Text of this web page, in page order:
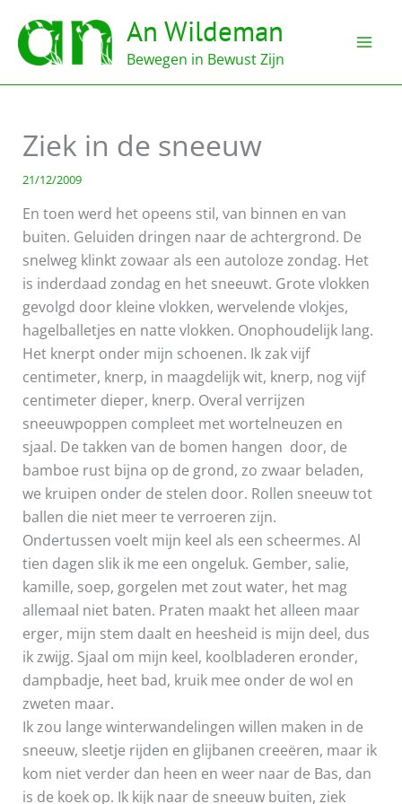
naar
inhoud
An Wildeman
Bewegen in Bewust Zijn
Ziek in de sneeuw
21/12/2009
En toen werd het opeens stil, van binnen en van
buiten. Geluiden dringen naar de achtergrond. De
snelweg klinkt zowaar als een autoloze zondag. Het
is inderdaad zondag en het sneeuwt. Grote vlokken
gevolgd door kleine vlokken, wervelende vlokjes,
hagelballetjes en natte vlokken. Onophoudelijk lang.
Het knerpt onder mijn schoenen. Ik zak vijf
centimeter, knerp, in maagdelijk wit, knerp, nog vijf
centimeter dieper, knerp. Overal verrijzen
sneeuwpoppen compleet met wortelneuzen en
sjaal. De takken van de bomen hangen door, de
bamboe rust bijna op de grond, zo zwaar beladen,
we kruipen onder de stelen door. Rollen sneeuw tot
ballen die niet meer te verroeren zijn.
Ondertussen voelt mijn keel als een scheermes. Al
tien dagen slik ik me een ongeluk. Gember, salie,
kamille, soep, gorgelen met zout water, het mag
allemaal niet baten. Praten maakt het alleen maar
erger, mijn stem daalt en heesheid is mijn deel, dus
ik zwijg. Sjaal om mijn keel, koolbladeren eronder,
dampbadje, heet bad, kruik mee onder de wol en
zweten maar.
Ik zou lange winterwandelingen willen maken in de
sneeuw, sleetje rijden en glijbanen creeëren, maar ik
kom niet verder dan heen en weer naar de Bas, dan
is de koek op. Ik kijk naar de sneeuw buiten, ziek